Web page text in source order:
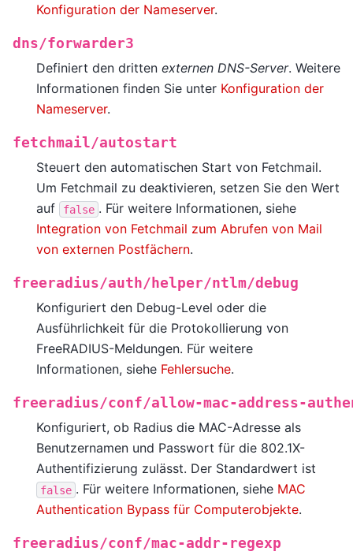
Konfiguration der Nameserver.
dns/forwarder3
Definiert den dritten externen DNS-Server. Weitere
Informationen finden Sie unter Konfiguration der
Nameserver.
fetchmail/autostart
Steuert den automatischen Start von Fetchmail.
Um Fetchmail zu deaktivieren, setzen Sie den Wert
auf
false . Für weitere Informationen, siehe
Integration von Fetchmail zum Abrufen von Mail
von externen Postfächern.
freeradius/auth/helper/ntlm/debug
Konfiguriert den Debug-Level oder die
Ausführlichkeit für die Protokollierung von
FreeRADIUS-Meldungen. Für weitere
Informationen, siehe Fehlersuche.
freeradius/conf/allow-mac-address-
Konfiguriert, ob Radius die MAC-Adresse als
Benutzernamen und Passwort für die 802.1X-
Authentifizierung zulässt. Der Standardwert ist
false . Für weitere Informationen, siehe MAC
Authentication Bypass für Computerobjekte.
freeradius/conf/mac-addr-regexp